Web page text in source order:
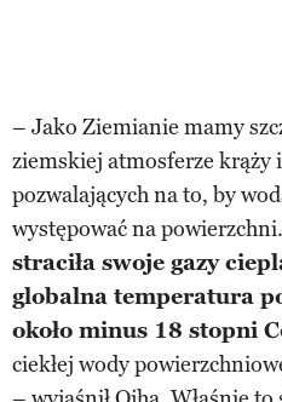
– Jako Ziemianie mamy
ziemskiej atmosferze krąży
pozwalających na to, by
występować na
straciła swoje gazy
globalna temperatura
około minus 18 stopni
ciekłej wody